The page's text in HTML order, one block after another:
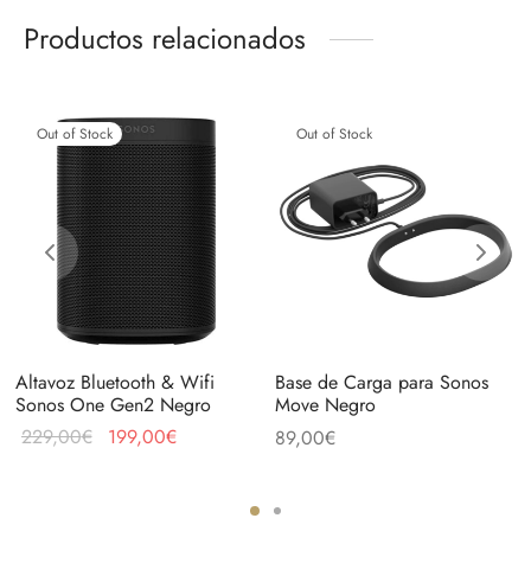
Productos relacionados
Out of Stock
Altavoz Bluetooth & Wifi
Sonos One Gen2 Negro
229,00€
El precio
199,00€
199,00€.
Out of Stock
Base de Carga para Sonos
Move Negro
89,00€